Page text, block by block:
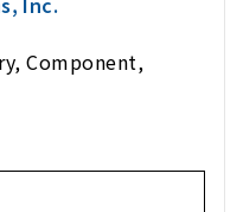
Component,